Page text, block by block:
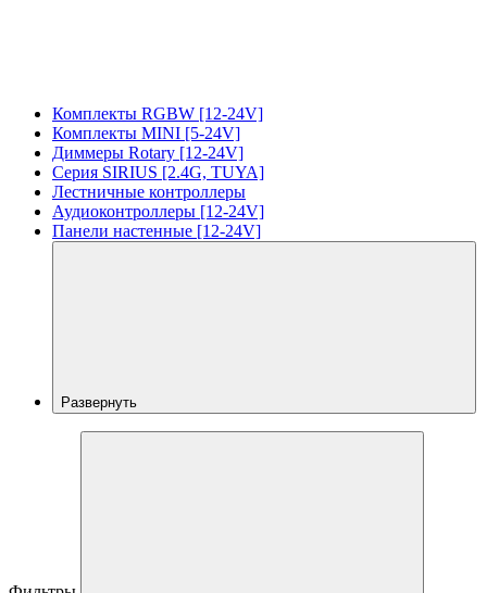
Комплекты RGBW [12-24V]
Комплекты MINI [5-24V]
Диммеры Rotary [12-24V]
Серия SIRIUS [2.4G, TUYA]
Лестничные контроллеры
Аудиоконтроллеры [12-24V]
Панели настенные [12-24V]
Развернуть